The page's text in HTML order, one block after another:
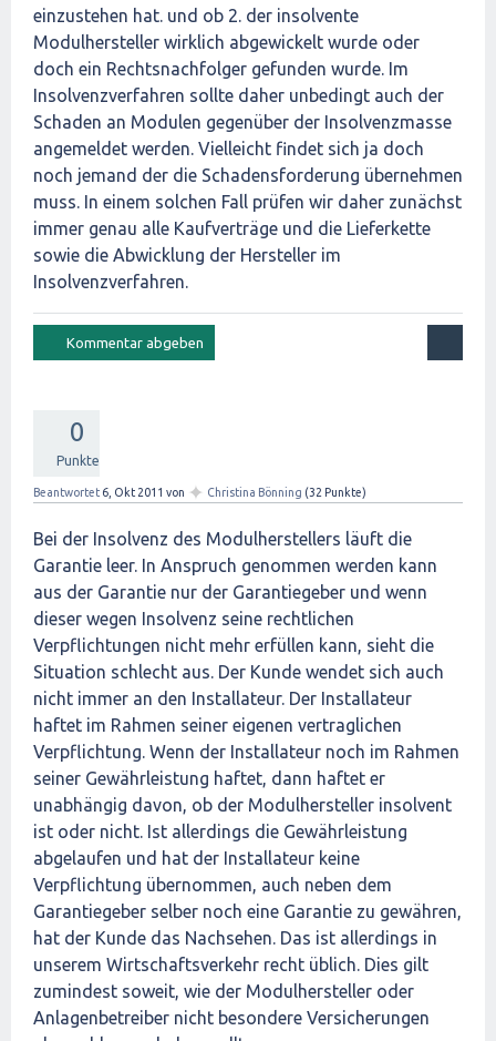
einzustehen hat. und ob 2. der insolvente
Modulhersteller wirklich abgewickelt wurde oder
doch ein Rechtsnachfolger gefunden wurde. Im
Insolvenzverfahren sollte daher unbedingt auch der
Schaden an Modulen gegenüber der Insolvenzmasse
angemeldet werden. Vielleicht findet sich ja doch
noch jemand der die Schadensforderung übernehmen
muss. In einem solchen Fall prüfen wir daher zunächst
immer genau alle Kaufverträge und die Lieferkette
sowie die Abwicklung der Hersteller im
Insolvenzverfahren.
0
Punkte
Beantwortet 6, Okt 2011 von ✦ Christina Bönning (32 Punkte)
Bei der Insolvenz des Modulherstellers läuft die
Garantie leer. In Anspruch genommen werden kann
aus der Garantie nur der Garantiegeber und wenn
dieser wegen Insolvenz seine rechtlichen
Verpflichtungen nicht mehr erfüllen kann, sieht die
Situation schlecht aus. Der Kunde wendet sich auch
nicht immer an den Installateur. Der Installateur
haftet im Rahmen seiner eigenen vertraglichen
Verpflichtung. Wenn der Installateur noch im Rahmen
seiner Gewährleistung haftet, dann haftet er
unabhängig davon, ob der Modulhersteller insolvent
ist oder nicht. Ist allerdings die Gewährleistung
abgelaufen und hat der Installateur keine
Verpflichtung übernommen, auch neben dem
Garantiegeber selber noch eine Garantie zu gewähren,
hat der Kunde das Nachsehen. Das ist allerdings in
unserem Wirtschaftsverkehr recht üblich. Dies gilt
zumindest soweit, wie der Modulhersteller oder
Anlagenbetreiber nicht besondere Versicherungen